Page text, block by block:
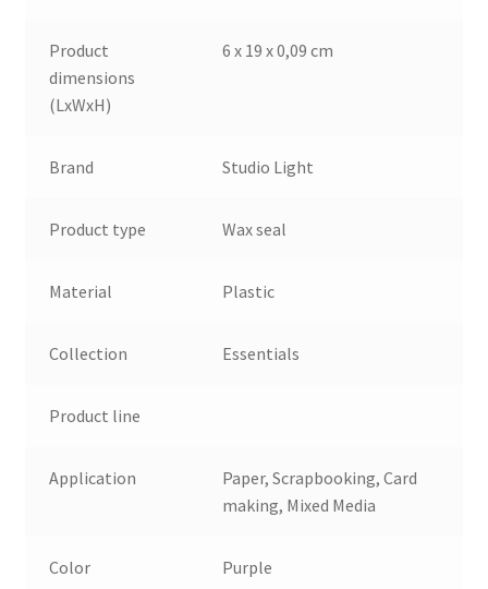
Product
dimensions
(LxWxH)
6 x 19 x 0,09 cm
Brand Studio Light
Product type Wax seal
Material Plastic
Collection Essentials
Product line
Application
Paper, Scrapbooking, Card
making, Mixed Media
Color Purple